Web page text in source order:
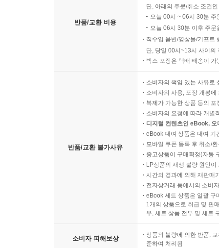
반품/교환 비용
단, 아래의 주문/취소 조건
오늘 00시 ~ 06시 30분
오늘 06시 30분 이후 주
직수입 음반/영상물/기프트
단, 당일 00시~13시 사이의
박스 포장은 택배 배송이
반품/교환 불가사유
소비자의 책임 있는 사유로
소비자의 사용, 포장 개봉
복제가 가능한 상품 등의
소비자의 요청에 따라 개별
디지털 컨텐츠인 eBook,
eBook 대여 상품은 대여 기
모바일 쿠폰 등록 후 취소/
중고상품이 구매확정(자동
LP상품의 재생 불량 원인
시간의 경과에 의해 재판매
전자상거래 등에서의 소비
eBook 세트 상품은 일괄 구
1개의 상품으로 취급 및 판
우, 세트 상품 전부 및 세트
소비자 피해보상
상품의 불량에 의한 반품,
준하여 처리됨